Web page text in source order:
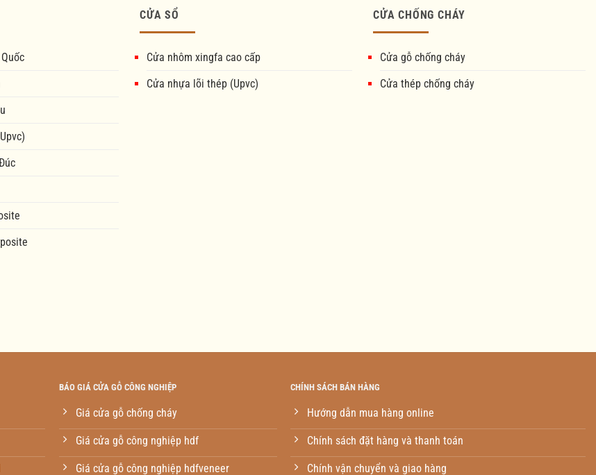
CỬA SỔ
Cửa nhôm xingfa cao cấp
Cửa nhựa lõi thép (Upvc)
CỬA CHỐNG CHÁY
Cửa gỗ chống cháy
Cửa thép chống cháy
BÁO GIÁ CỬA GỖ CÔNG NGHIỆP
Giá cửa gỗ chống cháy
Giá cửa gỗ công nghiệp hdf
Giá cửa gỗ công nghiệp hdfveneer
CHÍNH SÁCH BÁN HÀNG
Hướng dẫn mua hàng online
Chính sách đặt hàng và thanh toán
Chính vận chuyển và giao hàng